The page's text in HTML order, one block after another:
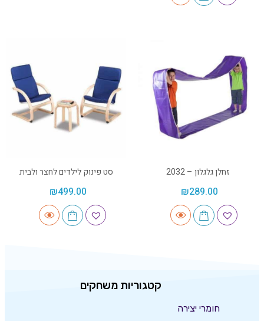
זחלן גלגלון – 2032
₪289.00
סט פינוק לילדים לחצר ולבית
₪499.00
קטגוריות משחקים
חומרי יצירה